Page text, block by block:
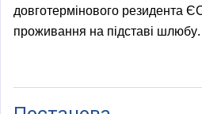
довготермінового резидента
проживання на підставі шлюбу.